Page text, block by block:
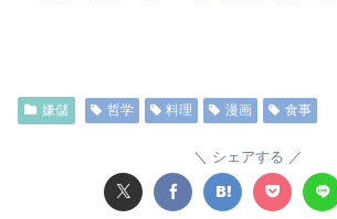
嫌儲 哲学 料理 漫画 食事
シェアする